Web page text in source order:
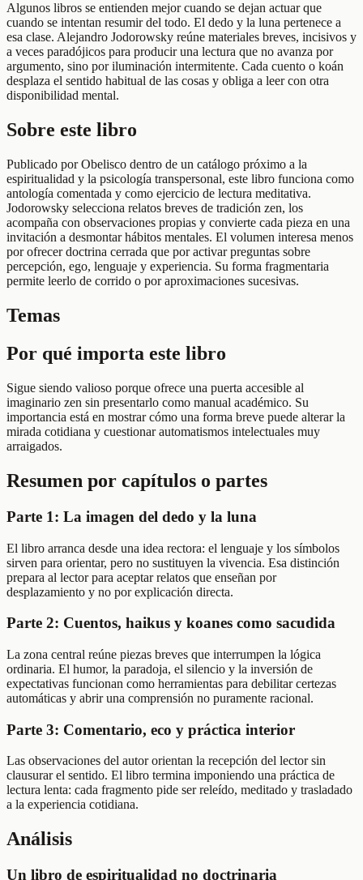
Algunos libros se entienden mejor cuando se dejan actuar que
cuando se intentan resumir del todo. El dedo y la luna pertenece a
esa clase. Alejandro Jodorowsky reúne materiales breves, incisivos y
a veces paradójicos para producir una lectura que no avanza por
argumento, sino por iluminación intermitente. Cada cuento o koán
desplaza el sentido habitual de las cosas y obliga a leer con otra
disponibilidad mental.
Sobre este libro
Publicado por Obelisco dentro de un catálogo próximo a la
espiritualidad y la psicología transpersonal, este libro funciona como
antología comentada y como ejercicio de lectura meditativa.
Jodorowsky selecciona relatos breves de tradición zen, los
acompaña con observaciones propias y convierte cada pieza en una
invitación a desmontar hábitos mentales. El volumen interesa menos
por ofrecer doctrina cerrada que por activar preguntas sobre
percepción, ego, lenguaje y experiencia. Su forma fragmentaria
permite leerlo de corrido o por aproximaciones sucesivas.
Temas
Por qué importa este libro
Sigue siendo valioso porque ofrece una puerta accesible al
imaginario zen sin presentarlo como manual académico. Su
importancia está en mostrar cómo una forma breve puede alterar la
mirada cotidiana y cuestionar automatismos intelectuales muy
arraigados.
Resumen por capítulos o partes
Parte 1: La imagen del dedo y la luna
El libro arranca desde una idea rectora: el lenguaje y los símbolos
sirven para orientar, pero no sustituyen la vivencia. Esa distinción
prepara al lector para aceptar relatos que enseñan por
desplazamiento y no por explicación directa.
Parte 2: Cuentos, haikus y koanes como sacudida
La zona central reúne piezas breves que interrumpen la lógica
ordinaria. El humor, la paradoja, el silencio y la inversión de
expectativas funcionan como herramientas para debilitar certezas
automáticas y abrir una comprensión no puramente racional.
Parte 3: Comentario, eco y práctica interior
Las observaciones del autor orientan la recepción del lector sin
clausurar el sentido. El libro termina imponiendo una práctica de
lectura lenta: cada fragmento pide ser releído, meditado y trasladado
a la experiencia cotidiana.
Análisis
Un libro de espiritualidad no doctrinaria